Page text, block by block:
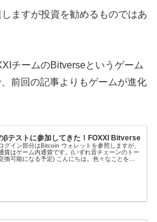
ますが投資を勧めるものではあ
チームのBitverseというゲーム
前回の記事よりもゲームが進化
βテストに参加してきた！FOXXI Bitverse
グイン部分はBitcoin ウォレットを参照しますが、
貨はゲーム内通貨です。(いずれ音チェーンのトー
換可能になる予定) こんにちは。色々なことを器